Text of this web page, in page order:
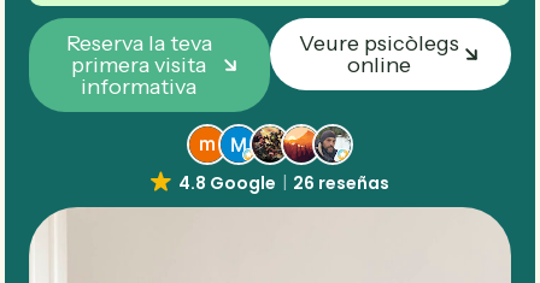
Reserva la teva
primera visita
informativa
Veure psicòlegs
online
4.8 Google 26 reseñas